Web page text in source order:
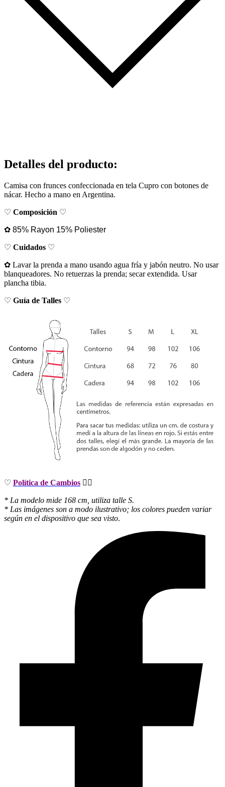
Detalles del producto:
Camisa con frunces confeccionada en tela Cupro con botones de
nácar. Hecho a mano en Argentina.
♡ Composición ♡
✿ 85% Rayon 15% Poliester
♡ Cuidados ♡
✿ Lavar la prenda a mano usando agua fría y jabón neutro. No usar
blanqueadores. No retuerzas la prenda; secar extendida. Usar
plancha tibia.
♡ Guía de Talles ♡
♡ Política de Cambios 👈🏻
* La modelo mide 168 cm, utiliza talle S.
* Las imágenes son a modo ilustrativo; los colores pueden variar
según en el dispositivo que sea visto.